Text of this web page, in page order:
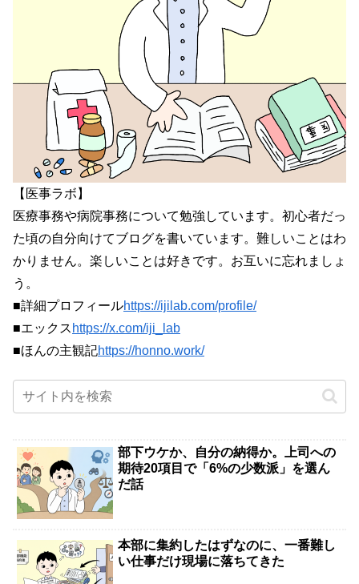
【医事ラボ】
医療事務や病院事務について勉強しています。初心者だっ
た頃の自分向けてブログを書いています。難しいことはわ
かりません。楽しいことは好きです。お互いに忘れましょ
う。
■詳細プロフィールhttps://ijilab.com/profile/
■エックス https://x.com/iji_lab
■ほんの主観記https://honno.work/
部下ウケか、自分の納得か。上司への
期待20項目で「6%の少数派」を選ん
だ話
本部に集約したはずなのに、一番難し
い仕事だけ現場に落ちてきた